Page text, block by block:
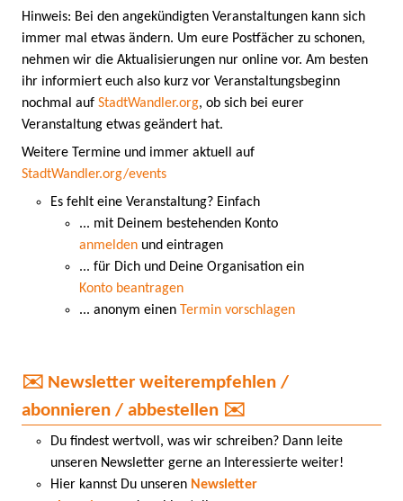
Hinweis: Bei den angekündigten Veranstaltungen kann sich
immer mal etwas ändern. Um eure Postfächer zu schonen,
nehmen wir die Aktualisierungen nur online vor. Am besten
ihr informiert euch also kurz vor Veranstaltungsbeginn
nochmal auf StadtWandler.org, ob sich bei eurer
Veranstaltung etwas geändert hat.
Weitere Termine und immer aktuell auf
StadtWandler.org/events
Es fehlt eine Veranstaltung? Einfach
... mit Deinem bestehenden Konto
anmelden und eintragen
... für Dich und Deine Organisation ein
Konto beantragen
... anonym einen Termin vorschlagen
✉️ Newsletter weiterempfehlen /
abonnieren / abbestellen ✉️
Du findest wertvoll, was wir schreiben? Dann leite
unseren Newsletter gerne an Interessierte weiter!
Hier kannst Du unseren Newsletter